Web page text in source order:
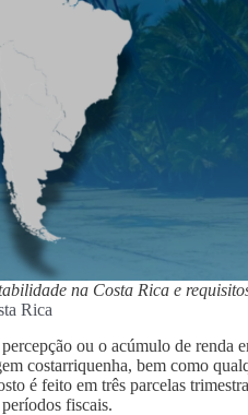
na Costa Rica e
Rica
percepção ou o acúmulo de renda
costarriquenha, bem como
é feito em três parcelas
fiscais.